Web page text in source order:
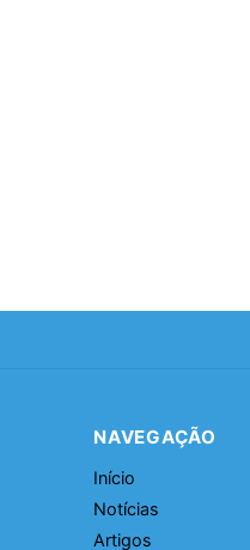
NAVEGAÇÃO
Início
Notícias
Artigos